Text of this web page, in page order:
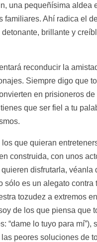
una pequeñísima
Ahí radica el
brillante y
reconducir la
Siempre digo que
en prisioneros
que ser fiel a tu
que quieran
construida, con unos
disfrutarla,
es un alegato
tozudez a extremos
de los que piensa
“dame lo tuyo para
peores soluciones de